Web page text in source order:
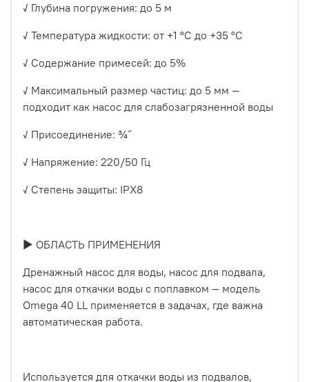
✓ Глубина погружения: до 5 м
✓ Температура жидкости: от +1 °С до +35 °С
✓ Содержание примесей: до 5%
✓ Максимальный размер частиц: до 5 мм —
подходит как насос для слабозагрязненной воды
✓ Присоединение: ¾˝
✓ Напряжение: 220/50 Гц
✓ Степень защиты: IPX8
► ОБЛАСТЬ ПРИМЕНЕНИЯ
Дренажный насос для воды, насос для подвала,
насос для откачки воды с поплавком — модель
Omega 40 LL применяется в задачах, где важна
автоматическая работа.
Используется для откачки воды из подвалов,